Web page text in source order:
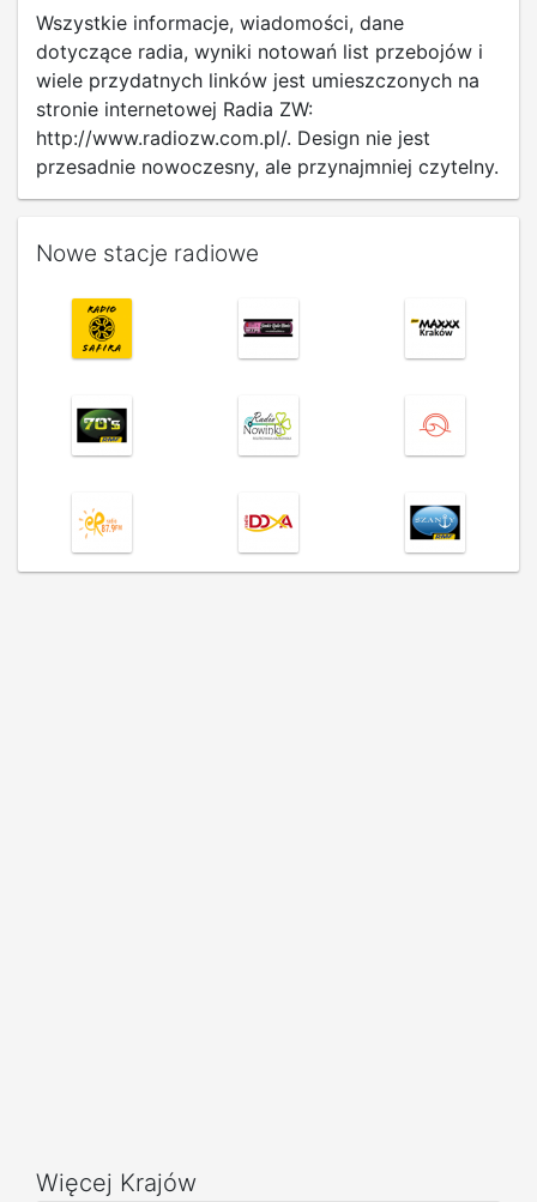
Wszystkie informacje, wiadomości, dane
dotyczące radia, wyniki notowań list przebojów i
wiele przydatnych linków jest umieszczonych na
stronie internetowej Radia ZW:
http://www.radiozw.com.pl/. Design nie jest
przesadnie nowoczesny, ale przynajmniej czytelny.
Nowe stacje radiowe
Więcej Krajów